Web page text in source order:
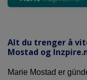
Alt du trenger å
Mostad og
Marie Mostad er